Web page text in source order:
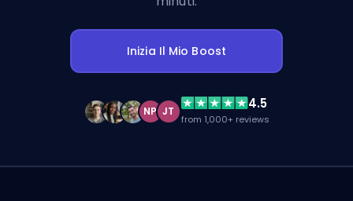
Inizia Il Mio Boost
NP JT 4.5
from 1,000+ reviews